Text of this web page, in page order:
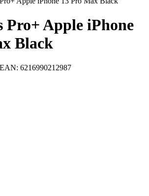
Pro+ Apple iPhone
Black
EAN: 6216990212987